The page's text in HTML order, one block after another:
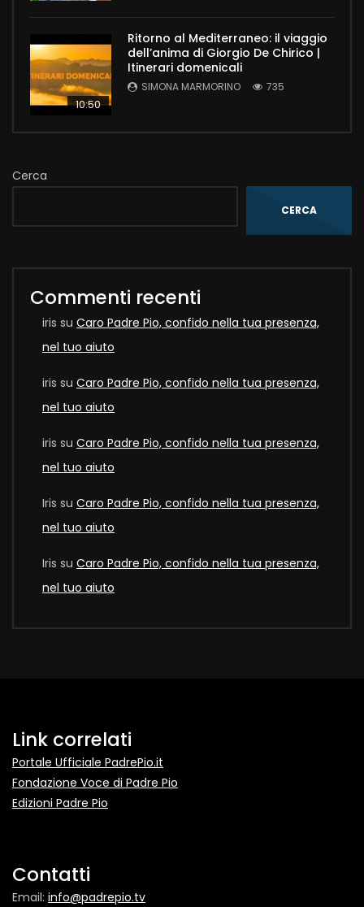
10:50
Ritorno al Mediterraneo: il viaggio
dell’anima di Giorgio De Chirico |
Itinerari domenicali
SIMONA MARMORINO 735
Cerca
CERCA
Commenti recenti
iris su Caro Padre Pio, confido nella tua presenza,
nel tuo aiuto
iris su Caro Padre Pio, confido nella tua presenza,
nel tuo aiuto
iris su Caro Padre Pio, confido nella tua presenza,
nel tuo aiuto
Iris su Caro Padre Pio, confido nella tua presenza,
nel tuo aiuto
Iris su Caro Padre Pio, confido nella tua presenza,
nel tuo aiuto
Link correlati
Portale Ufficiale PadrePio.it
Fondazione Voce di Padre Pio
Edizioni Padre Pio
Contatti
Email: info@padrepio.tv